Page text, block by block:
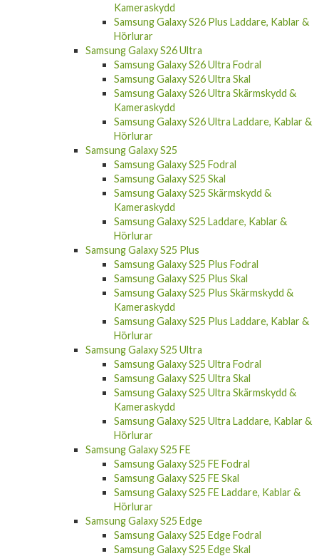
Kameraskydd
Samsung Galaxy S26 Plus Laddare, Kablar &
Hörlurar
Samsung Galaxy S26 Ultra
Samsung Galaxy S26 Ultra Fodral
Samsung Galaxy S26 Ultra Skal
Samsung Galaxy S26 Ultra Skärmskydd &
Kameraskydd
Samsung Galaxy S26 Ultra Laddare, Kablar &
Hörlurar
Samsung Galaxy S25
Samsung Galaxy S25 Fodral
Samsung Galaxy S25 Skal
Samsung Galaxy S25 Skärmskydd &
Kameraskydd
Samsung Galaxy S25 Laddare, Kablar &
Hörlurar
Samsung Galaxy S25 Plus
Samsung Galaxy S25 Plus Fodral
Samsung Galaxy S25 Plus Skal
Samsung Galaxy S25 Plus Skärmskydd &
Kameraskydd
Samsung Galaxy S25 Plus Laddare, Kablar &
Hörlurar
Samsung Galaxy S25 Ultra
Samsung Galaxy S25 Ultra Fodral
Samsung Galaxy S25 Ultra Skal
Samsung Galaxy S25 Ultra Skärmskydd &
Kameraskydd
Samsung Galaxy S25 Ultra Laddare, Kablar &
Hörlurar
Samsung Galaxy S25 FE
Samsung Galaxy S25 FE Fodral
Samsung Galaxy S25 FE Skal
Samsung Galaxy S25 FE Laddare, Kablar &
Hörlurar
Samsung Galaxy S25 Edge
Samsung Galaxy S25 Edge Fodral
Samsung Galaxy S25 Edge Skal